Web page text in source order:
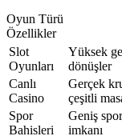
Oyun Türü
Özellikler
Slot
Oyunları
Yüksek
dönüşler
Canlı
Casino
Gerçek
çeşitli
Spor
Bahisleri
Geniş
imkanı